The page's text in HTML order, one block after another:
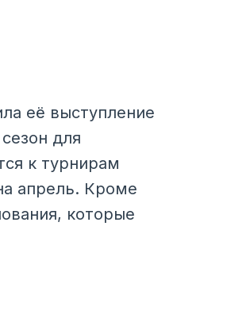
её выступление
для
к турнирам
апрель. Кроме
которые